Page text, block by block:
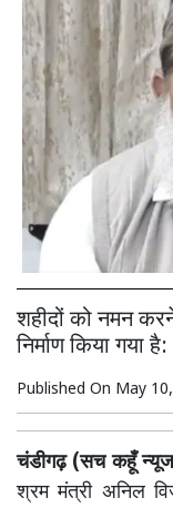
शहीदों को नमन
निर्माण किया गया
Published On May
चंडीगढ़ (सच कहूँ
श्रम मंत्री अनिल